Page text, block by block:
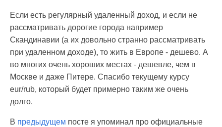
Если есть регулярный удаленный доход, и если не
рассматривать дорогие города например
Скандинавии (а их довольно странно рассматривать
при удаленном доходе), то жить в Европе - дешево. А
во многих очень хороших местах - дешевле, чем в
Москве и даже Питере. Спасибо текущему курсу
eur/rub, который будет примерно таким же очень
долго.
В предыдущем посте я упоминал про официальные